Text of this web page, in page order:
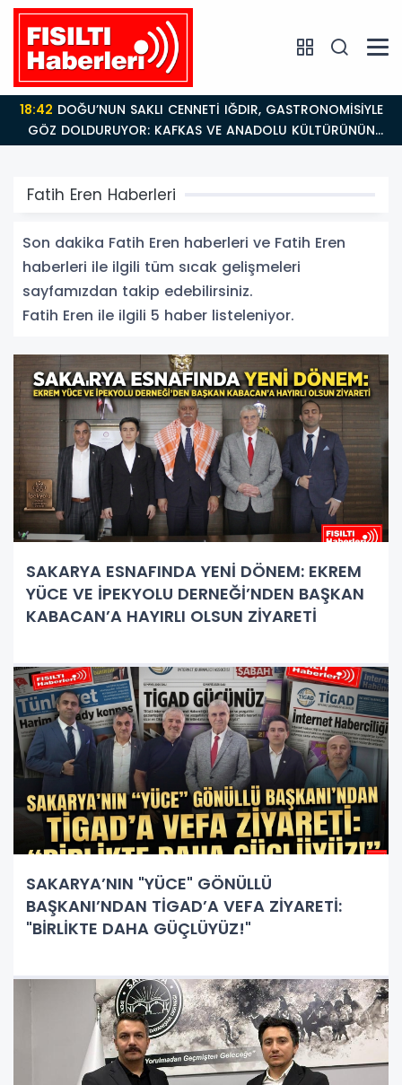
18:42
GÖZ DOLDURUYOR: KAFKAS VE ANADOLU KÜLTÜRÜNÜN
BULUŞMA NOKTASI
Fatih Eren Haberleri
Son dakika Fatih Eren haberleri ve Fatih Eren
haberleri ile ilgili tüm sıcak gelişmeleri
sayfamızdan takip edebilirsiniz.
Fatih Eren ile ilgili 5 haber listeleniyor.
SAKARYA ESNAFINDA YENİ DÖNEM: EKREM
YÜCE VE İPEKYOLU DERNEĞİ’NDEN BAŞKAN
KABACAN’A HAYIRLI OLSUN ZİYARETİ
SAKARYA’NIN "YÜCE" GÖNÜLLÜ
BAŞKANI’NDAN TİGAD’A VEFA ZİYARETİ:
"BİRLİKTE DAHA GÜÇLÜYÜZ!"